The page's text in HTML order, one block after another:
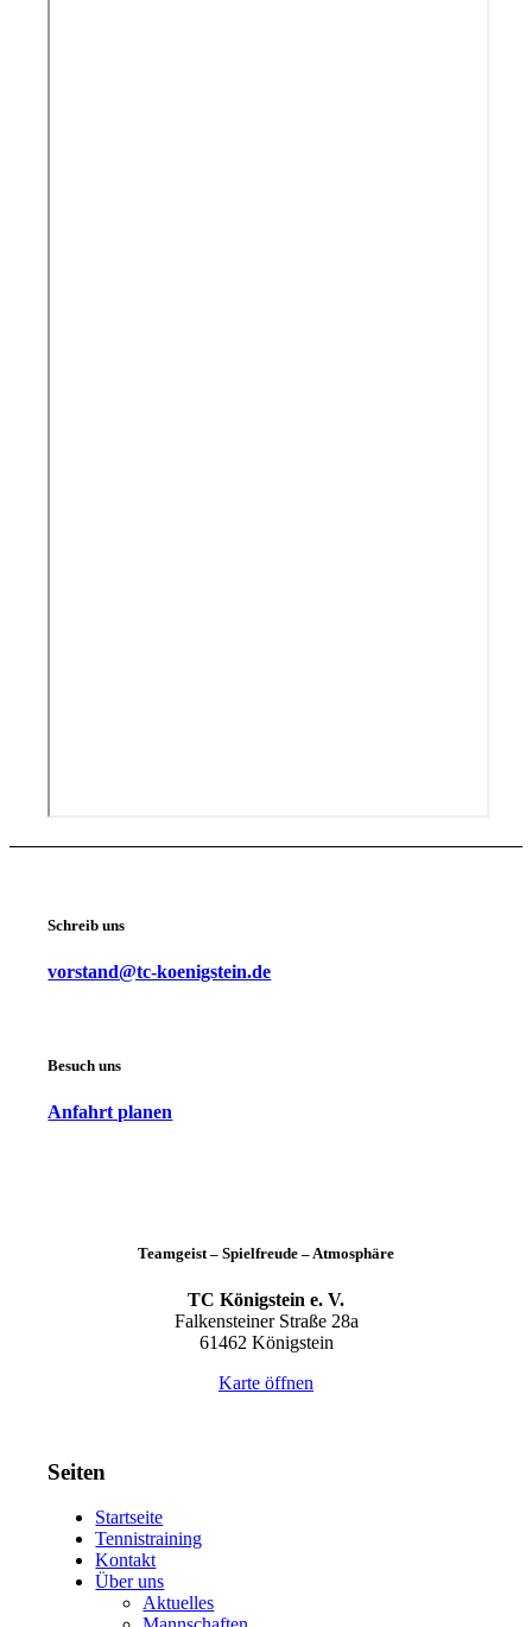
Schreib uns
vorstand@tc-koenigstein.de
Besuch uns
Anfahrt planen
Teamgeist – Spielfreude – Atmosphäre
TC Königstein e. V.
Falkensteiner Straße 28a
61462 Königstein
Karte öffnen
Seiten
Startseite
Tennistraining
Kontakt
Über uns
Aktuelles